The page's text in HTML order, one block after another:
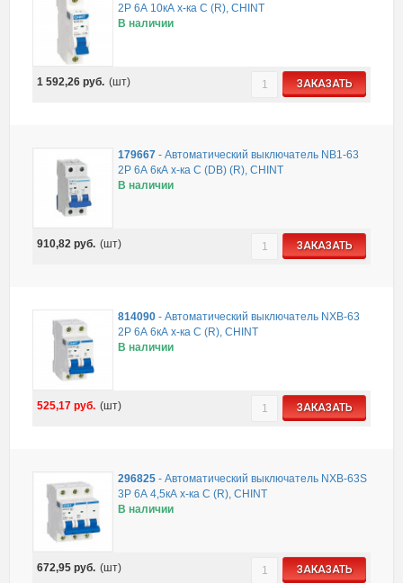
2P 6А 10кА х-ка C (R), CHINT
В наличии
1 592,26 руб. (шт) ЗАКАЗАТЬ
179667- Автоматический выключатель NB1-63
2P 6А 6кА х-ка C (DB) (R), CHINT
В наличии
910,82 руб. (шт) ЗАКАЗАТЬ
814090- Автоматический выключатель NXB-63
2P 6А 6кА х-ка C (R), CHINT
В наличии
525,17 руб. (шт) ЗАКАЗАТЬ
296825- Автоматический выключатель NXB-63S
3P 6А 4,5кА х-ка C (R), CHINT
В наличии
672,95 руб. (шт) ЗАКАЗАТЬ